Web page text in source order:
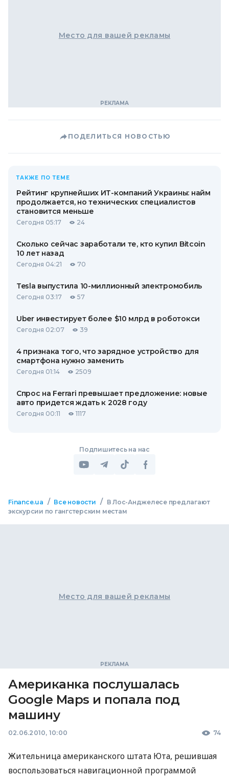
Место для вашей рекламы
ПОДЕЛИТЬСЯ НОВОСТЬЮ
ТАКЖЕ ПО ТЕМЕ
Рейтинг крупнейших ИТ-компаний Украины: найм
продолжается, но технических специалистов
становится меньше
Сегодня 05:17 24
Сколько сейчас заработали те, кто купил Bitcoin
10 лет назад
Сегодня 04:21 70
Tesla выпустила 10-миллионный электромобиль
Сегодня 03:17 57
Uber инвестирует более $10 млрд в роботокси
Сегодня 02:07 39
4 признака того, что зарядное устройство для
смартфона нужно заменить
Сегодня 01:14 2509
Спрос на Ferrari превышает предложение: новые
авто придется ждать к 2028 году
Сегодня 00:11 1117
Подпишитесь на нас
Finance.ua / Все новости /
В Лос-Анджелесе предлагают
экскурсии по гангстерским местам
Место для вашей рекламы
Американка послушалась
Google Maps и попала под
машину
02.06.2010, 10:00 74
Жительница американского штата Юта, решившая
воспользоваться навигационной программой